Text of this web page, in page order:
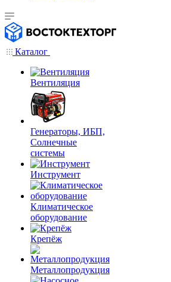
Каталог
Вентиляция
Генераторы, ИБП,
Солнечные
системы
Инструмент
Климатическое
оборудование
Крепёж
Металлопродукция